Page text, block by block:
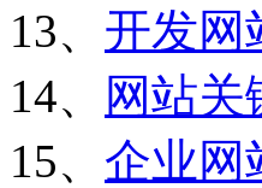
13、 开发网
14、
网站
15、 企业网